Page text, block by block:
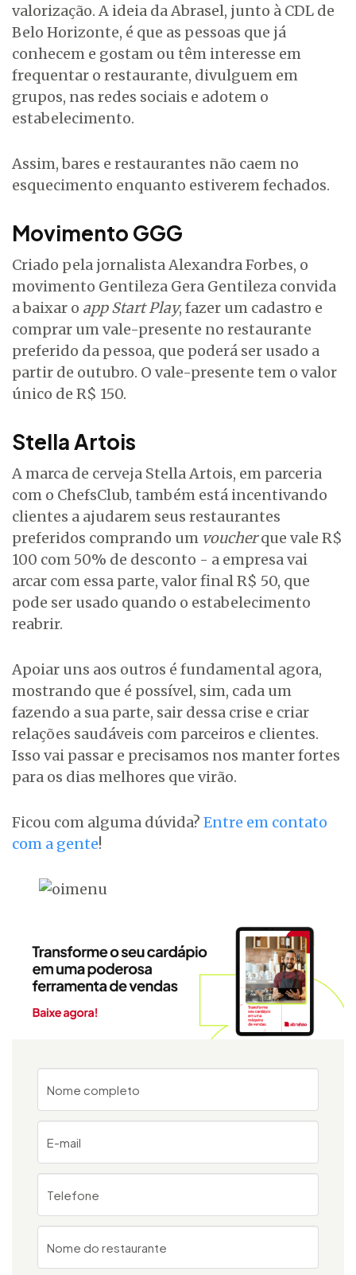
valorização. A ideia da Abrasel, junto à CDL de
Belo Horizonte, é que as pessoas que já
conhecem e gostam ou têm interesse em
frequentar o restaurante, divulguem em
grupos, nas redes sociais e adotem o
estabelecimento.
Assim, bares e restaurantes não caem no
esquecimento enquanto estiverem fechados.
Movimento GGG
Criado pela jornalista Alexandra Forbes, o
movimento Gentileza Gera Gentileza convida
a baixar o app Start Play, fazer um cadastro e
comprar um vale-presente no restaurante
preferido da pessoa, que poderá ser usado a
partir de outubro. O vale-presente tem o valor
único de R$ 150.
Stella Artois
A marca de cerveja Stella Artois, em parceria
com o ChefsClub, também está incentivando
clientes a ajudarem seus restaurantes
preferidos comprando um voucherque vale R$
100 com 50% de desconto - a empresa vai
arcar com essa parte, valor final R$ 50, que
pode ser usado quando o estabelecimento
reabrir.
Apoiar uns aos outros é fundamental agora,
mostrando que é possível, sim, cada um
fazendo a sua parte, sair dessa crise e criar
relações saudáveis com parceiros e clientes.
Isso vai passar e precisamos nos manter fortes
para os dias melhores que virão.
Ficou com alguma dúvida? Entre em contato
com a gente!
Nome completo
E-mail
Telefone
Nome do restaurante